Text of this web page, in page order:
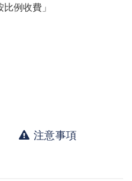
例收費」
注意事項